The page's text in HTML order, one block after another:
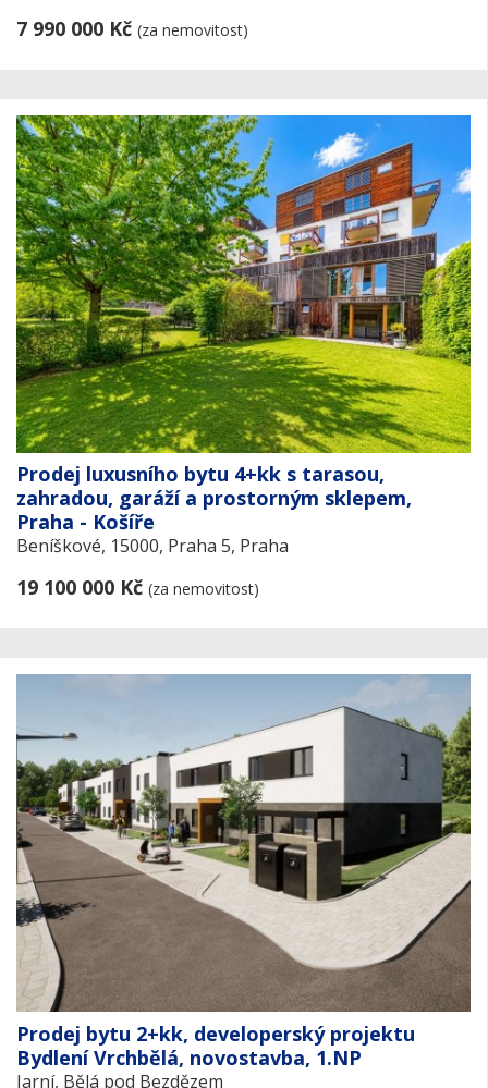
7 990 000 Kč (za nemovitost)
Prodej luxusního bytu 4+kk s tarasou,
zahradou, garáží a prostorným sklepem,
Praha - Košíře
Beníškové, 15000, Praha 5, Praha
19 100 000 Kč (za nemovitost)
Prodej bytu 2+kk, developerský projektu
Bydlení Vrchbělá, novostavba, 1.NP
Jarní, Bělá pod Bezdězem